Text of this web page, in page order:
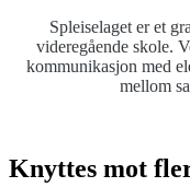
Spleiselaget er et
videregående skole.
kommunikasjon med
mellom
Knyttes mot